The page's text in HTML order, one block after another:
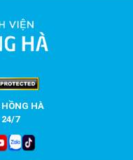
HÀ
24/7